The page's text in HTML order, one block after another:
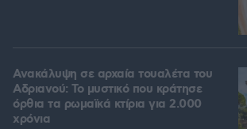
Ανακάλυψη σε αρχαία τουαλέτα του
Αδριανού: Το μυστικό που κράτησε
όρθια τα ρωμαϊκά κτίρια για 2.000
χρόνια